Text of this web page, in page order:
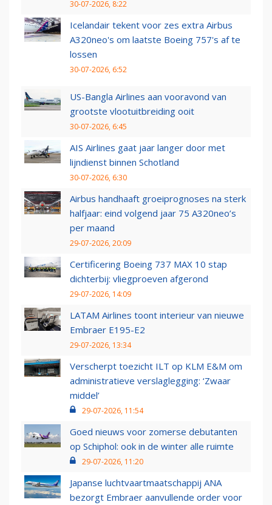
30-07-2026, 8:22
Icelandair tekent voor zes extra Airbus
A320neo's om laatste Boeing 757's af te
lossen
30-07-2026, 6:52
US-Bangla Airlines aan vooravond van
grootste vlootuitbreiding ooit
30-07-2026, 6:45
AIS Airlines gaat jaar langer door met
lijndienst binnen Schotland
30-07-2026, 6:30
Airbus handhaaft groeiprognoses na sterk
halfjaar: eind volgend jaar 75 A320neo’s
per maand
29-07-2026, 20:09
Certificering Boeing 737 MAX 10 stap
dichterbij: vliegproeven afgerond
29-07-2026, 14:09
LATAM Airlines toont interieur van nieuwe
Embraer E195-E2
29-07-2026, 13:34
Verscherpt toezicht ILT op KLM E&M om
administratieve verslaglegging: ‘Zwaar
middel’
29-07-2026, 11:54
Goed nieuws voor zomerse debutanten
op Schiphol: ook in de winter alle ruimte
29-07-2026, 11:20
Japanse luchtvaartmaatschappij ANA
bezorgt Embraer aanvullende order voor